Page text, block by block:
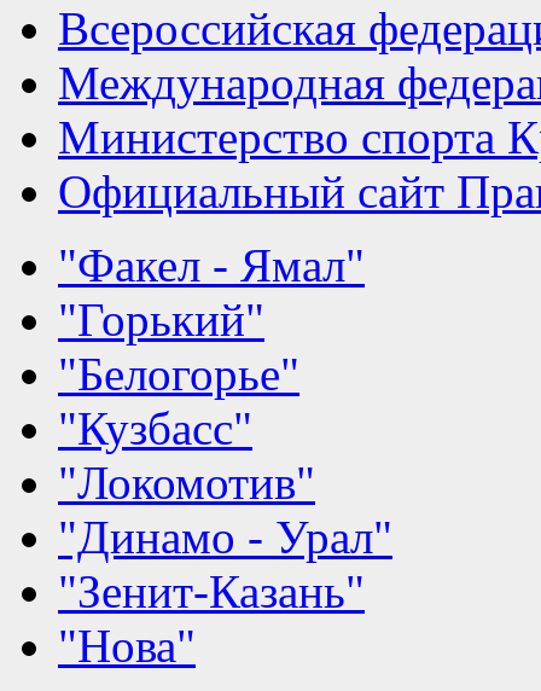
Всероссийская
Международная
Министерство спорта
Официальный сайт
"Факел - Ямал"
"Горький"
"Белогорье"
"Кузбасс"
"Локомотив"
"Динамо - Урал"
"Зенит-Казань"
"Нова"